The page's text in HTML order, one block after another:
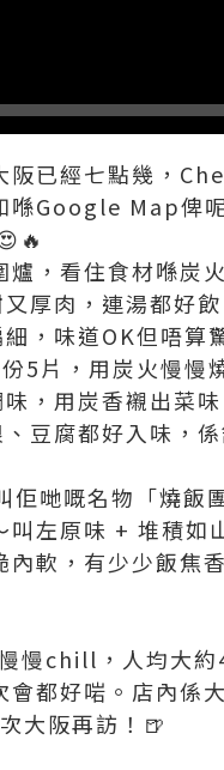
阪已經七點幾，
喺Google Map俾
爐，看住食材喺炭
厚肉，連湯都好飲
，味道OK但唔算
5片，用炭火慢慢
，用炭香襯出菜味
豆腐都好入味，係
佢哋嘅名物「燒飯
叫左原味 + 堆積如
內軟，有少少飯焦
慢chill，人均大約
會都好啱。店內
大阪再訪！🍺